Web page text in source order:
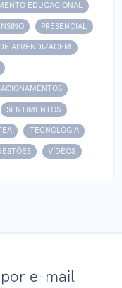
EDUCACIONAL
PRESENCIAL
APRENDIZAGEM
SENTIMENTOS
TECNOLOGIA
VÍDEOS
por e-mail